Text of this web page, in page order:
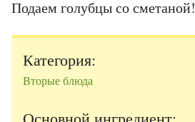
Подаем голубцы со сметаной!
Категория:
Вторые блюда